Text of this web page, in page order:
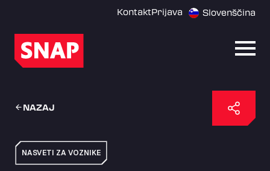
KontaktPrijava Slovenščina
NAZAJ
NASVETI ZA VOZNIKE